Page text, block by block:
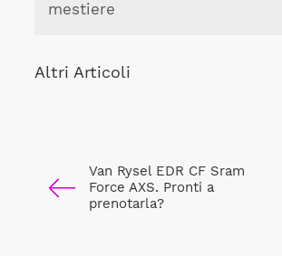
mestiere
Altri Articoli
Van Rysel EDR CF Sram
Force AXS. Pronti a
prenotarla?